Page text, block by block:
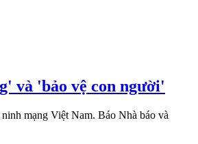
và 'bảo vệ con người'
mạng Việt Nam. Báo Nhà báo và